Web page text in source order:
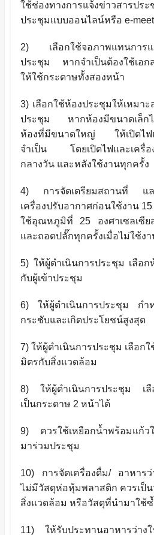
ใช้ช่องทางการแจ้งข่าวสารปร
ประชุมแบบออนไลน์หรือ e-
2) เลือกใช้จอภาพแทนการแจ
ประชุม หากจำเป็นต้องใช้เอก
ให้ใช้กระดาษทั้งสองหน้า
3) เลือกใช้ห้องประชุมให้เหมา
ประชุม หากห้องมีขนาดเล็กไ
ห้องที่มีขนาดใหญ่ ให้เปิดไฟแ
จำเป็น โดยเปิดไฟและเครื่อ
กลางวัน และหลังใช้งานทุกครั้ง
4) การจัดเตรียมสถานที่ แล
เครื่องปรับอากาศก่อนใช้งาน
ใช้อุณหภูมิที่ 25 องศาเซลเซี
และถอดปลั๊กทุกครั้งเมื่อไม่ใช้ง
5) ให้ผู้ดำเนินการประชุม เลือก
กับผู้เข้าประชุม
6) ให้ผู้ดำเนินการประชุม กำ
กระชับและเกิดประโยชน์สูงสุด
7) ให้ผู้ดำเนินการประชุม เลือก
มิตรกับสิ่งแวดล้อม
8) ให้ผู้ดำเนินการประชุม เลื
เป็นกระดาษ 2 หน้าได้
9) ควรใช้เหยือกน้ำพร้อมแก้ว
มาร่วมประชุม
10) การจัดเครื่องดื่ม/ อาหาร
ไม่มีวัสดุห่อหุ้มพลาสติก ควรเป็
สิ่งแวดล้อม หรือวัสดุที่นำมาใช้ซ้
11) ให้รับประทานอาหารว่าง